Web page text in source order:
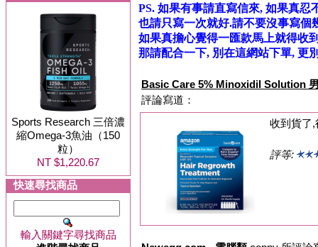
Sports Research 三倍濃
縮Omega-3魚油（150
粒）
NT $1,220.67
快速尋找商品
輸入關鍵字尋找商品
PS. 如果有事請直寫信來, 如果真忍
也請只寫一次就好.請不要沒事寫個
如果真擔心覺得一匯款馬上就得收
那請配合一下, 別在這網站下單, 更
Basic Care 5% Minoxidil Solution
評論寫道：
收到貨了,
評等: